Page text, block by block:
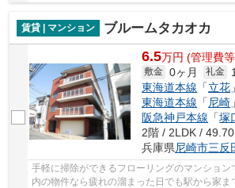
居可能なお住まいです◎洗面所は浴室から独立
賃貸 | マンション
ブルームタカオカ
6.5万円 (管理費
敷金 0ヶ月 礼金
東海道本線 「立花
東海道本線 「尼崎
阪急神戸本線 「塚
2階 / 2LDK / 49.70
兵庫県尼崎市三反
手軽に掃除ができるフローリングのマンショ
内の物件なら疲れの溜まった日でも駅から家ま